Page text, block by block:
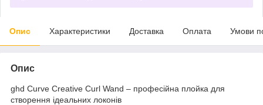
Опис Характеристики Доставка Оплата Умови
Опис
ghd Curve Creative Curl Wand – професійна плойка для
створення ідеальних локонів